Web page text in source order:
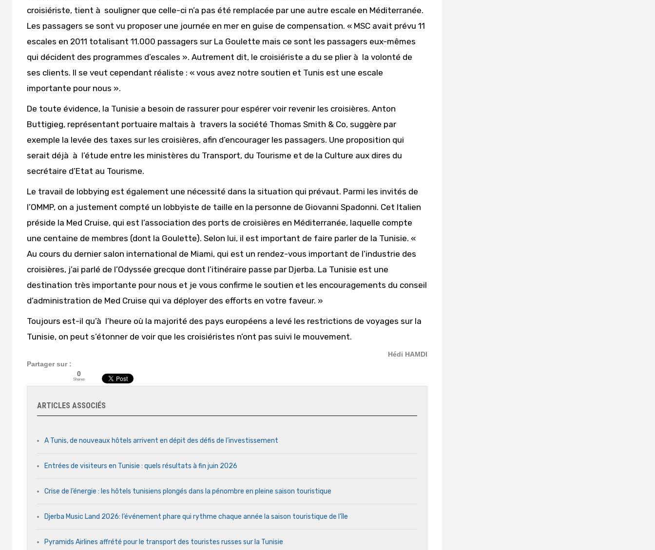
croisiériste, tient à souligner que celle-ci n’a pas été remplacée par une autre escale en Méditerranée.
Les passagers se sont vu proposer une journée en mer en guise de compensation. « MSC avait prévu 11
escales en 2011 totalisant 11.000 passagers sur La Goulette mais ce sont les passagers eux-mêmes
qui décident des programmes d’escales ». Autrement dit, le croisiériste a du se plier à la volonté de
ses clients. Il se veut cependant réaliste : « vous avez notre soutien et Tunis est une escale
importante pour nous ».
De toute évidence, la Tunisie a besoin de rassurer pour espérer voir revenir les croisières. Anton
Buttigieg, représentant portuaire maltais à travers la société Thomas Smith & Co, suggère par
exemple la levée des taxes sur les croisières, afin d’encourager les passagers. Une proposition qui
serait déjà à l’étude entre les ministères du Transport, du Tourisme et de la Culture aux dires du
secrétaire d’Etat au Tourisme.
Le travail de lobbying est également une nécessité dans la situation qui prévaut. Parmi les invités de
l’OMMP, on a justement compté un lobbyiste de taille en la personne de Giovanni Spadonni. Cet Italien
préside la Med Cruise, qui est l’association des ports de croisières en Méditerranée, laquelle compte
une centaine de membres (dont la Goulette). Selon lui, il est important de faire parler de la Tunisie. «
Au cours du dernier salon international de Miami, qui est un rendez-vous important de l’industrie des
croisières, j’ai parlé de l’Odyssée grecque dont l’itinéraire passe par Djerba. La Tunisie est une
destination très importante pour nous et je vous confirme le soutien et les encouragements du conseil
d’administration de Med Cruise qui va déployer des efforts en votre faveur. »
Toujours est-il qu’à l’heure où la majorité des pays européens a levé les restrictions de voyages sur la
Tunisie, on peut s’étonner de voir que les croisiéristes n’ont pas suivi le mouvement.
Hédi HAMDI
Partager sur :
0
Shares
ARTICLES ASSOCIÉS
A Tunis, de nouveaux hôtels arrivent en dépit des défis de l’investissement
Entrées de visiteurs en Tunisie : quels résultats à fin juin 2026
Crise de l’énergie : les hôtels tunisiens plongés dans la pénombre en pleine saison touristique
Djerba Music Land 2026: l’événement phare qui rythme chaque année la saison touristique de l’île
Pyramids Airlines affrété pour le transport des touristes russes sur la Tunisie